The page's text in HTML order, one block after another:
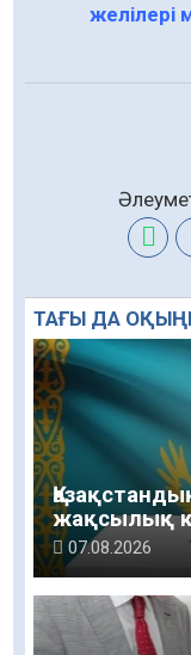
желілері
ТАҒЫ ДА
жақсылық
зерттеуі
07.08.2026